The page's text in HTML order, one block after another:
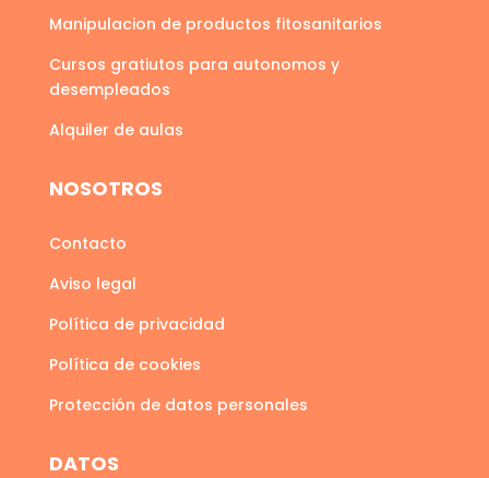
Manipulacion de productos fitosanitarios
Cursos gratiutos para autonomos y
desempleados
Alquiler de aulas
NOSOTROS
Contacto
Aviso legal
Política de privacidad
Política de cookies
Protección de datos personales
DATOS